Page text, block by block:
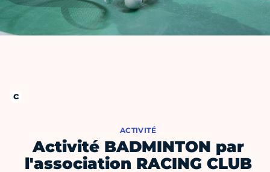
ACTIVITÉ
Activité BADMINTON par
l'association RACING CLUB